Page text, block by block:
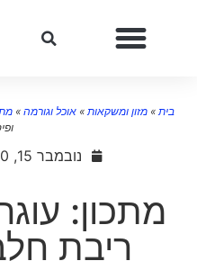
»מזון ומשקאות»אוכל וגורמה»
נובמבר 15, 2020
מתכון:
ריבת